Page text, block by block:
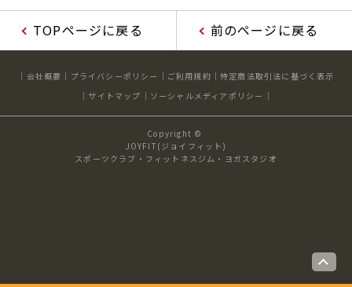
見学・体験 スタジオプログラム情報
入会方法 よくあるご質問
店舗へのお問い合わせ
JOYFIT+ 店舗を探す
TOPページに戻る 前のページに戻る
会社概要 プライバシーポリシー ご利用規約
特定商法取引法に基づく表示
サイトマップ
ソーシャルメディアポリシー
Copyright ©
JOYFIT(ジョイフィット)
スポーツクラブ・フィットネスジム・ヨガスタジオ